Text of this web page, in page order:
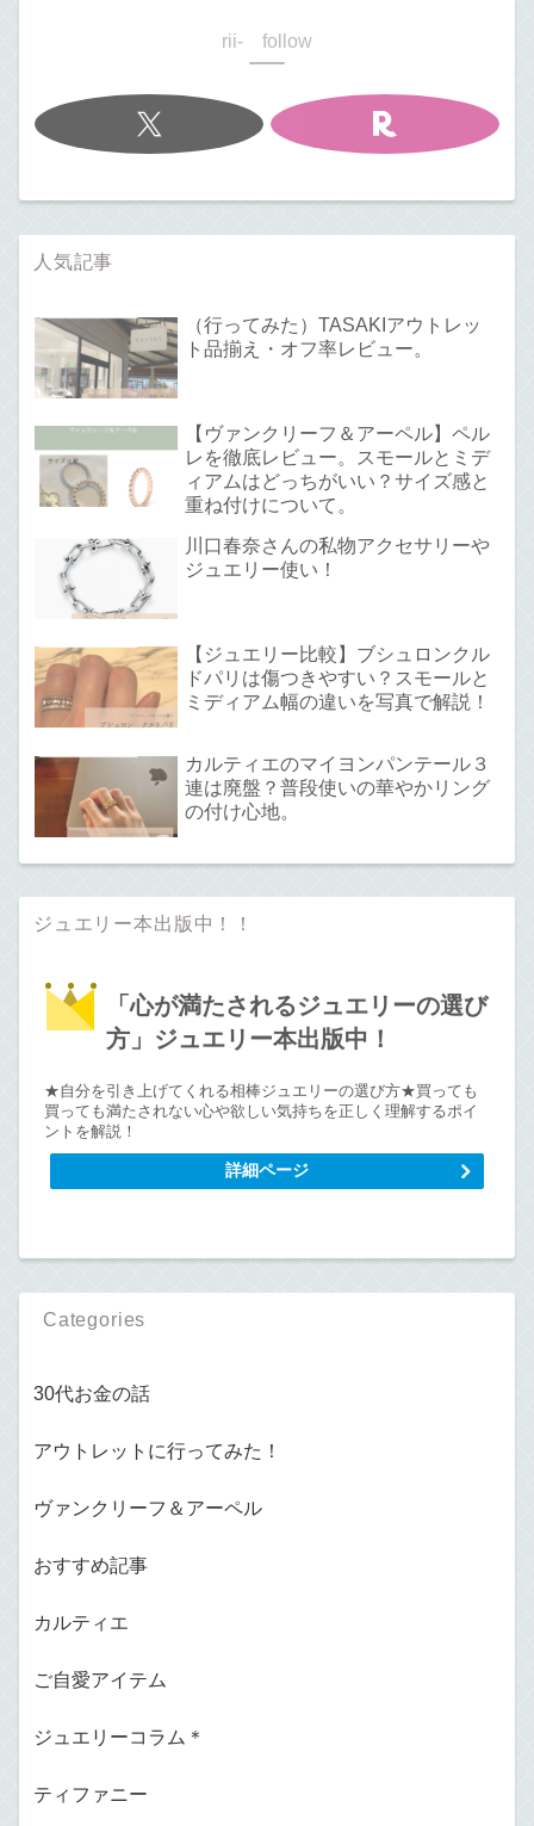
rii- follow
人気記事
（行ってみた）TASAKIアウトレッ
ト品揃え・オフ率レビュー。
【ヴァンクリーフ＆アーペル】ペル
レを徹底レビュー。スモールとミデ
ィアムはどっちがいい？サイズ感と
重ね付けについて。
川口春奈さんの私物アクセサリーや
ジュエリー使い！
【ジュエリー比較】ブシュロンクル
ドパリは傷つきやすい？スモールと
ミディアム幅の違いを写真で解説！
カルティエのマイヨンパンテール３
連は廃盤？普段使いの華やかリング
の付け心地。
ジュエリー本出版中！！
「心が満たされるジュエリーの選び
方」ジュエリー本出版中！
★自分を引き上げてくれる相棒ジュエリーの選び方★買っても
買っても満たされない心や欲しい気持ちを正しく理解するポイ
ントを解説！
詳細ページ
Categories
30代お金の話
アウトレットに行ってみた！
ヴァンクリーフ＆アーペル
おすすめ記事
カルティエ
ご自愛アイテム
ジュエリーコラム＊
ティファニー